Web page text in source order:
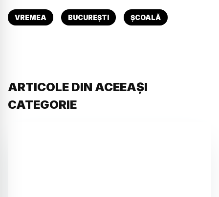
VREMEA BUCUREȘTI ȘCOALĂ
ARTICOLE DIN ACEEAȘI
CATEGORIE